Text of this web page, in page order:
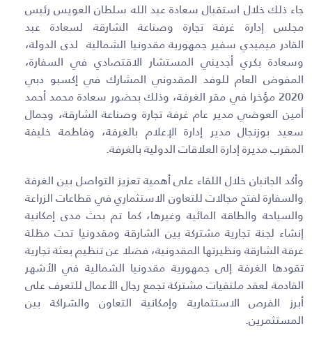
جاء ذلك خلال استقبال سعادة عبد الله سلطان العويس رئيس
مجلس إدارة غرفة تجارة وصناعة الشارقة لسعادة عبد
القادر ميميدي سفير جمهورية مقدونيا الشمالية لدى الدولة،
وسعادة بكري أجديني المستشار الاقتصادي في السفارة،
المفوض العام للوفد المقدوني المشارك في إكسبو دبي
2020 مؤخرا في مقر الغرفة، وذلك بحضور سعادة محمد أحمد
أمين العوضي مدير عام غرفة تجارة وصناعة الشارقة، وجمال
سعيد بوزنجال مدير إدارة الإعلام بالغرفة، وفاطمة خليفة
المقرب مديرة إدارة العلاقات الدولية بالغرفة.
وأكد الجانبان خلال اللقاء على أهمية تعزيز التواصل بين الغرفة
والسفارة لفتح مجالات للتعاون الاستثماري في قطاعات الزراعة
والسياحة والطاقة المائية وغيرها، كما تم بحث مدى إمكانية
إنشاء لجنة تجارية مشتركة بين الشارقة ومقدونيا تحت مظلة
غرفة الشارقة ونظيرتها المقدونية، فضلا عن تنظيم بعثة تجارية
تقودها الغرفة إلى جمهورية مقدونيا الشمالية في الأشهر
القادمة لعقد ملتقيات مشتركة تجمع رجال الأعمال للتعرف على
أبرز الفرص الاستثمارية وإمكانية التعاون والشراكة بين
المستثمرين.